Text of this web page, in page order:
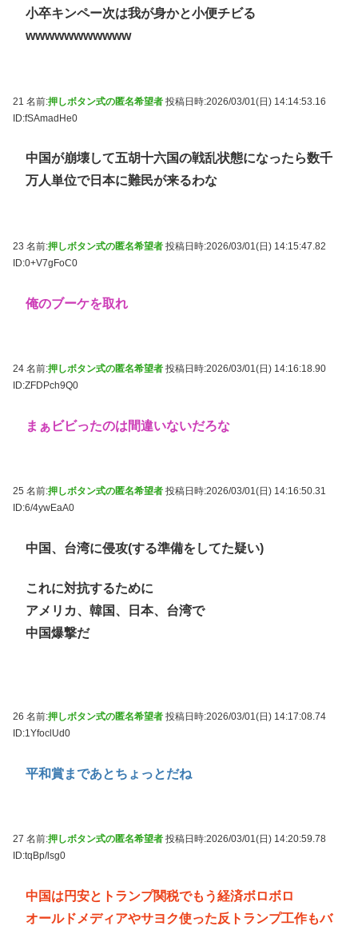
小卒キンペー次は我が身かと小便チビる
wwwwwwwwwww
21 名前:押しボタン式の匿名希望者 投稿日時:2026/03/01(日) 14:14:53.16
ID:fSAmadHe0
中国が崩壊して五胡十六国の戦乱状態になったら数千
万人単位で日本に難民が来るわな
23 名前:押しボタン式の匿名希望者 投稿日時:2026/03/01(日) 14:15:47.82
ID:0+V7gFoC0
俺のブーケを取れ
24 名前:押しボタン式の匿名希望者 投稿日時:2026/03/01(日) 14:16:18.90
ID:ZFDPch9Q0
まぁビビったのは間違いないだろな
25 名前:押しボタン式の匿名希望者 投稿日時:2026/03/01(日) 14:16:50.31
ID:6/4ywEaA0
中国、台湾に侵攻(する準備をしてた疑い)
これに対抗するために
アメリカ、韓国、日本、台湾で
中国爆撃だ
26 名前:押しボタン式の匿名希望者 投稿日時:2026/03/01(日) 14:17:08.74
ID:1YfoclUd0
平和賞まであとちょっとだね
27 名前:押しボタン式の匿名希望者 投稿日時:2026/03/01(日) 14:20:59.78
ID:tqBp/lsg0
中国は円安とトランプ関税でもう経済ボロボロ
オールドメディアやサヨク使った反トランプ工作もバ